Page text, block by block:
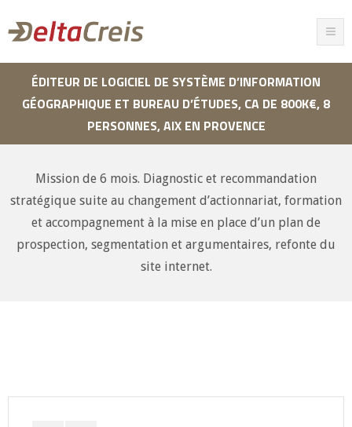
ÉDITEUR DE LOGICIEL DE SYSTÈME D’INFORMATION
GÉOGRAPHIQUE ET BUREAU D’ÉTUDES, CA DE 800K€, 8
PERSONNES, AIX EN PROVENCE
Mission de 6 mois. Diagnostic et recommandation
stratégique suite au changement d’actionnariat, formation
et accompagnement à la mise en place d’un plan de
prospection, segmentation et argumentaires, refonte du
site internet.